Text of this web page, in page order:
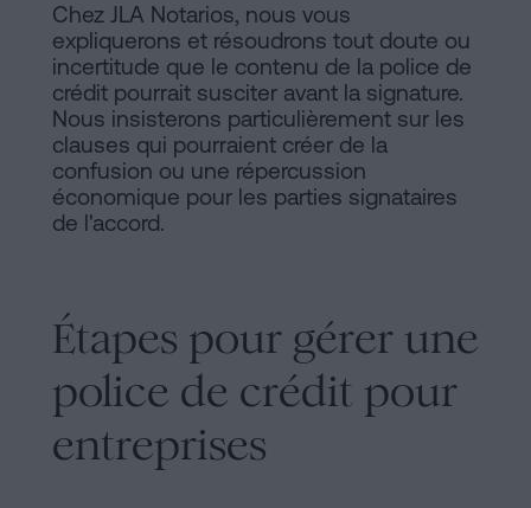
Chez JLA Notarios, nous vous
expliquerons et résoudrons tout doute ou
incertitude que le contenu de la police de
crédit pourrait susciter avant la signature.
Nous insisterons particulièrement sur les
clauses qui pourraient créer de la
confusion ou une répercussion
économique pour les parties signataires
de l'accord.
Étapes pour gérer une
police de crédit pour
entreprises